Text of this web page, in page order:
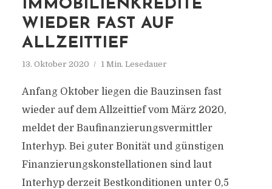
IMMOBILIENKREDITE
WIEDER FAST AUF
ALLZEITTIEF
13. Oktober 2020 1 Min. Lesedauer
Anfang Oktober liegen die Bauzinsen fast
wieder auf dem Allzeittief vom März 2020,
meldet der Baufinanzierungsvermittler
Interhyp. Bei guter Bonität und günstigen
Finanzierungskonstellationen sind laut
Interhyp derzeit Bestkonditionen unter 0,5